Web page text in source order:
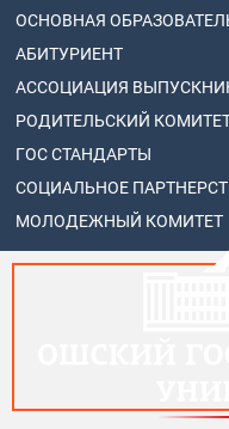
ОСНОВНАЯ
АБИТУРИЕНТ
АССОЦИАЦИЯ
РОДИТЕЛЬСКИЙ
ГОС СТАНДАРТЫ
СОЦИАЛЬНОЕ
МОЛОДЕЖНЫЙ КОМИТЕТ